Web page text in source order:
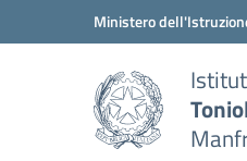
Vai ai contenuti
Vai al menu di navigazione
Ministero